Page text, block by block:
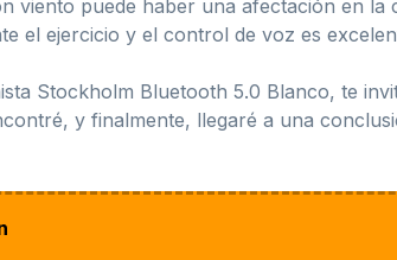
puede haber una afectación en la
el ejercicio y el control de voz es
Stockholm Bluetooth 5.0 Blanco, te
y finalmente, llegaré a una